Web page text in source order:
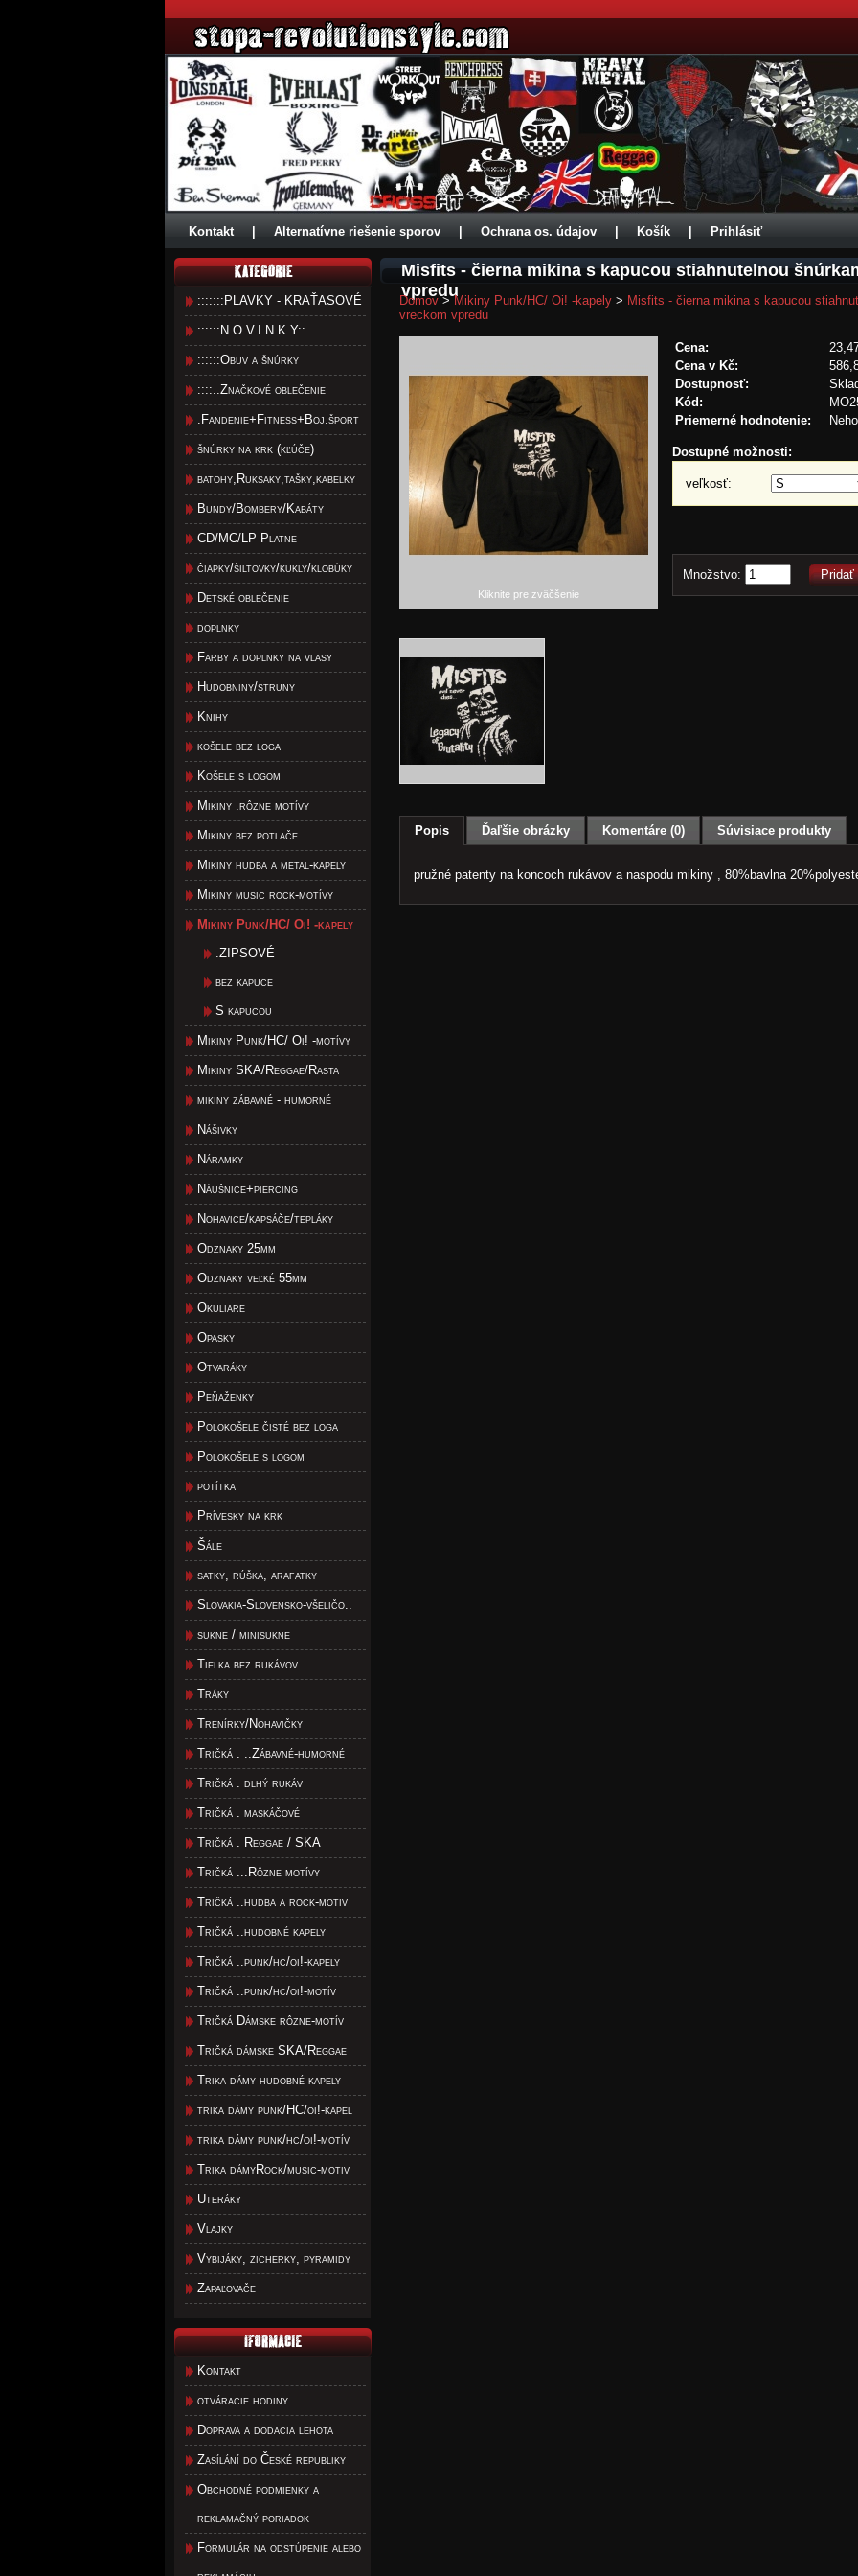
Kontakt Alternatívne riešenie sporov Ochrana os. údajov Košík Prihlásiť
:::::::PLAVKY - KRAŤASOVÉ
::::::N.O.V.I.N.K.Y::.
::::::Obuv a šnúrky
::::..Značkové oblečenie
.Fandenie+Fitness+Boj.šport
šnúrky na krk (kľúče)
batohy,Ruksaky,tašky,kabelky
Bundy/Bombery/Kabáty
CD/MC/LP Platne
čiapky/šiltovky/kukly/klobúky
Detské oblečenie
doplnky
Farby a doplnky na vlasy
Hudobniny/struny
Knihy
košele bez loga
Košele s logom
Mikiny .rôzne motívy
Mikiny bez potlače
Mikiny hudba a metal-kapely
Mikiny music rock-motívy
Mikiny Punk/HC/ Oi! -kapely
.ZIPSOVÉ
bez kapuce
S kapucou
Mikiny Punk/HC/ Oi! -motívy
Mikiny SKA/Reggae/Rasta
mikiny zábavné - humorné
Nášivky
Náramky
Náušnice+piercing
Nohavice/kapsáče/tepláky
Odznaky 25mm
Odznaky veľké 55mm
Okuliare
Opasky
Otvaráky
Peňaženky
Polokošele čisté bez loga
Polokošele s logom
potítka
Prívesky na krk
Šále
satky, rúška, arafatky
Slovakia-Slovensko-všeličo..
sukne / minisukne
Tielka bez rukávov
Tráky
Trenírky/Nohavičky
Tričká . ..Zábavné-humorné
Tričká . dlhý rukáv
Tričká . maskáčové
Tričká . Reggae / SKA
Tričká ...Rôzne motívy
Tričká ..hudba a rock-motiv
Tričká ..hudobné kapely
Tričká ..punk/hc/oi!-kapely
Tričká ..punk/hc/oi!-motív
Tričká Dámske rôzne-motív
Tričká dámske SKA/Reggae
Trika dámy hudobné kapely
trika dámy punk/HC/oi!-kapel
trika dámy punk/hc/oi!-motív
Trika dámyRock/music-motiv
Uteráky
Vlajky
Vybijáky, zicherky, pyramidy
Zapaľovače
Kontakt
otváracie hodiny
Doprava a dodacia lehota
Zasílání do České republiky
Obchodné podmienky a
reklamačný poriadok
Formulár na odstúpenie alebo
Misfits - čierna mikina s kapucou stiahnutelnou
vpredu
Domov>Mikiny Punk/HC/ Oi! -kapely > Misfits - čierna mikina s kapucou
vreckom vpredu
Kliknite pre zväčšenie
Cena:
Cena v Kč:
Dostupnosť:
Kód:
Priemerné hodnotenie:
Dostupné možnosti:
veľkosť:
Množstvo: Pridať
Popis Ďaľšie obrázky Komentáre (0) Súvisiace produkty
pružné patenty na koncoch rukávov a naspodu mikiny , 80%bavlna